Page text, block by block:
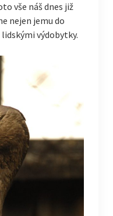
vše náš dnes již
nejen jemu do
výdobytky.